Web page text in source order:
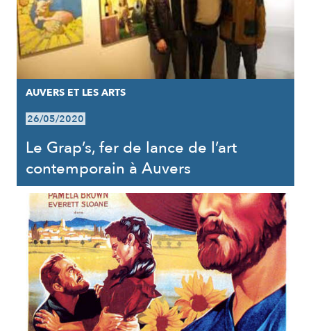
AUVERS ET LES ARTS
26/05/2020
Le Grap’s, fer de lance de l’art
contemporain à Auvers